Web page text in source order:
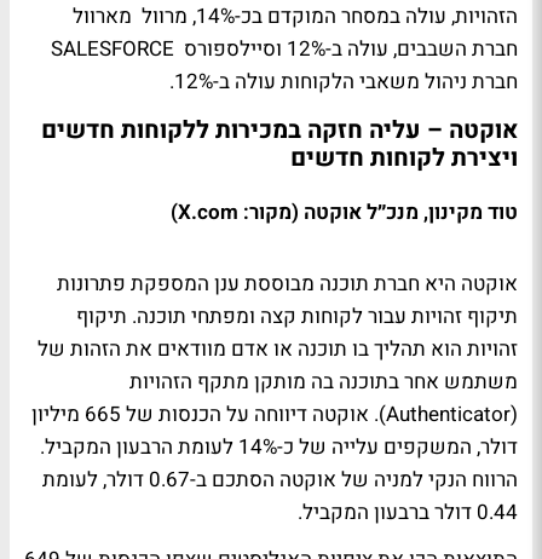
הזהויות, עולה במסחר המוקדם בכ-14%, מרוול מארוול
חברת השבבים, עולה ב-12% וסיילספורס SALESFORCE
חברת ניהול משאבי הלקוחות עולה ב-12%.
אוקטה – עליה חזקה במכירות ללקוחות חדשים
ויצירת לקוחות חדשים
טוד מקינון, מנכ״ל אוקטה (מקור: X.com)
אוקטה היא חברת תוכנה מבוססת ענן המספקת פתרונות
תיקוף זהויות עבור לקוחות קצה ומפתחי תוכנה. תיקוף
זהויות הוא תהליך בו תוכנה או אדם מוודאים את הזהות של
משתמש אחר בתוכנה בה מותקן מתקף הזהויות
(Authenticator). אוקטה דיווחה על הכנסות של 665 מיליון
דולר, המשקפים עלייה של כ-14% לעומת הרבעון המקביל.
הרווח הנקי למניה של אוקטה הסתכם ב-0.67 דולר, לעומת
0.44 דולר ברבעון המקביל.